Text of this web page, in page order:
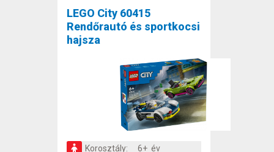
LEGO City 60415
Rendőrautó és sportkocsi
hajsza
Korosztály:
6+ év